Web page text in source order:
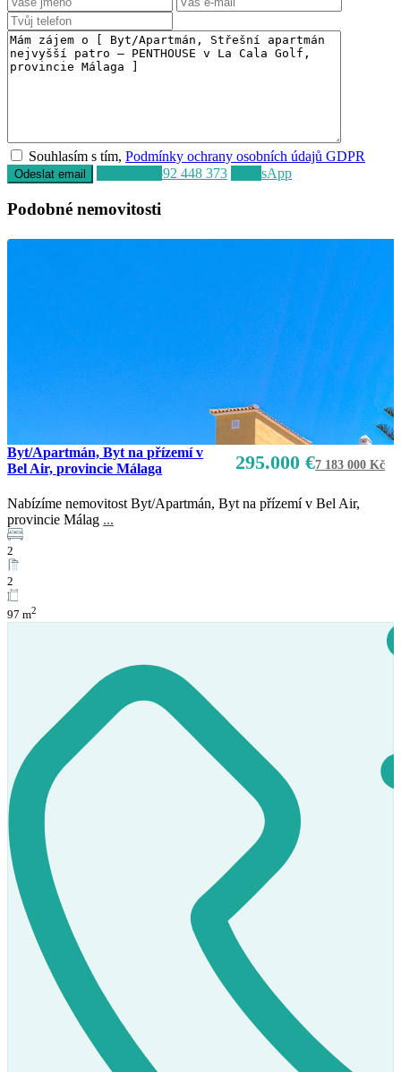
Souhlasím s tím,Podmínky ochrany osobních údajů GDPR
+34 692 448 373 WhatsApp
Podobné nemovitosti
295.000 €7 183 000 Kč
Byt/Apartmán, Byt na přízemí v
Bel Air, provincie Málaga
Nabízíme nemovitost Byt/Apartmán, Byt na přízemí v Bel Air,
provincie Málag ...
2
2
97 m2